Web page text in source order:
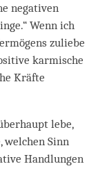
negativen
Wenn ich
zuliebe
karmische
Kräfte
lebe,
welchen Sinn
Handlungen